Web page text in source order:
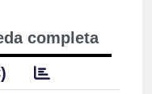
completa